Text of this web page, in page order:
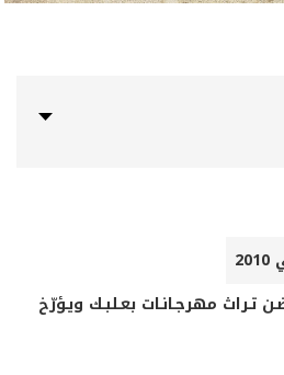
مهرجـانـات بعـلبـك ويـؤرّخ